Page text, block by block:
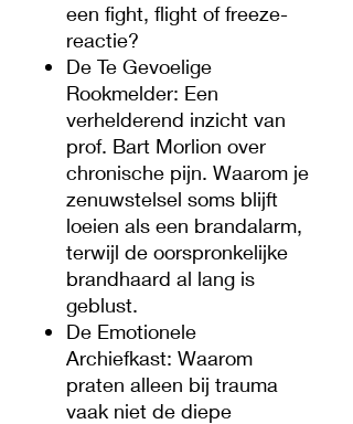
een fight, flight of freeze-
reactie?
De Te Gevoelige
Rookmelder: Een
verhelderend inzicht van
prof. Bart Morlion over
chronische pijn. Waarom je
zenuwstelsel soms blijft
loeien als een brandalarm,
terwijl de oorspronkelijke
brandhaard al lang is
geblust.
De Emotionele
Archiefkast: Waarom
praten alleen bij trauma
vaak niet de diepe